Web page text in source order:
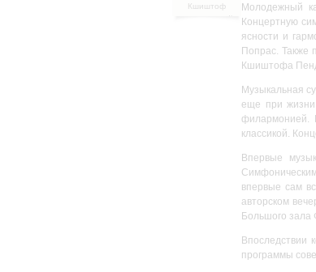
Кшиштоф
Пендерецкий
Молодежный
Концертную
ясности и
Попрас. Также
Кшиштофа
Музыкальная
еще при жизни
филармонией.
классикой.
Впервые
впервые сам
авторском
Большого зала
Впоследствии
программы